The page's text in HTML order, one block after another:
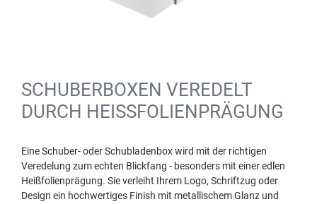
SCHUBERBOXEN VEREDELT
DURCH HEISSFOLIENPRÄGUNG
Eine Schuber- oder Schubladenbox wird mit der richtigen
Veredelung zum echten Blickfang - besonders mit einer edlen
Heißfolienprägung. Sie verleiht Ihrem Logo, Schriftzug oder
Design ein hochwertiges Finish mit metallischem Glanz und